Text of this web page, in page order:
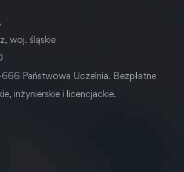
woj. śląskie
Państwowa Uczelnia. Bezpłatne
inżynierskie i licencjackie.